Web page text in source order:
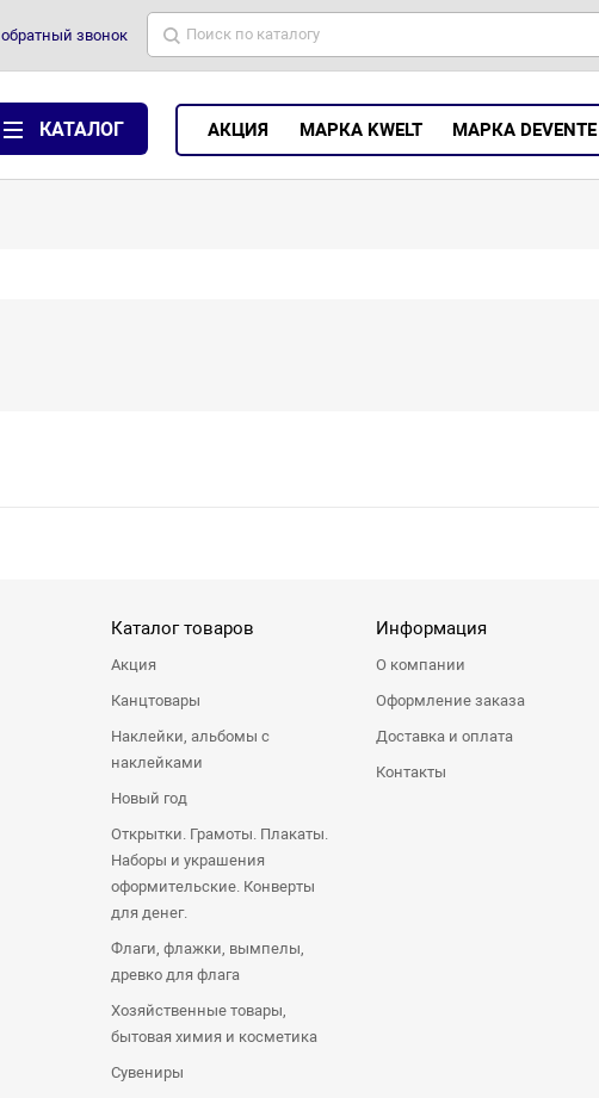
обратный звонок
КАТАЛОГ АКЦИЯ МАРКА KWELT МАРКА DEVENTE
Каталог товаров
Акция
Канцтовары
Наклейки, альбомы с
наклейками
Новый год
Открытки. Грамоты. Плакаты.
Наборы и украшения
оформительские. Конверты
для денег.
Флаги, флажки, вымпелы,
древко для флага
Хозяйственные товары,
бытовая химия и косметика
Сувениры
Информация
О компании
Оформление заказа
Доставка и оплата
Контакты